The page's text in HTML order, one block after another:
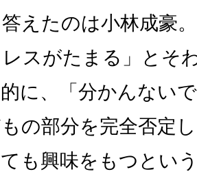
えたのは小林成豪
スがたまる」とそ
に、「分かんない
の部分を完全否定
ても興味をもつとい